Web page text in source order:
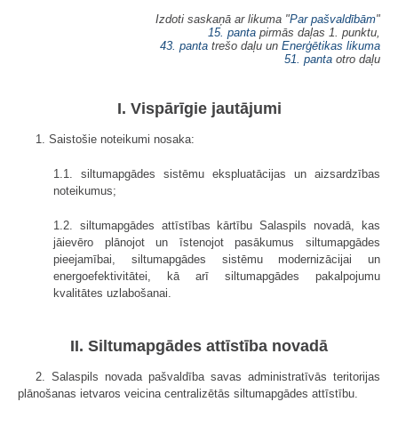
Izdoti saskaņā ar likuma "Par pašvaldībām"
15. panta pirmās daļas 1. punktu,
43. panta trešo daļu un Enerģētikas likuma
51. panta otro daļu
I. Vispārīgie jautājumi
1. Saistošie noteikumi nosaka:
1.1. siltumapgādes sistēmu ekspluatācijas un aizsardzības
noteikumus;
1.2. siltumapgādes attīstības kārtību Salaspils novadā, kas
jāievēro plānojot un īstenojot pasākumus siltumapgādes
pieejamībai, siltumapgādes sistēmu modernizācijai un
energoefektivitātei, kā arī siltumapgādes pakalpojumu
kvalitātes uzlabošanai.
II. Siltumapgādes attīstība novadā
2. Salaspils novada pašvaldība savas administratīvās teritorijas
plānošanas ietvaros veicina centralizētās siltumapgādes attīstību.